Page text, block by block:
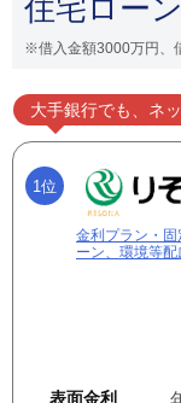
住宅ロー
※借入金額3000万円、
大手銀行でも、ネ
1位
金利プラン・
ーン、環境等配
表面金利